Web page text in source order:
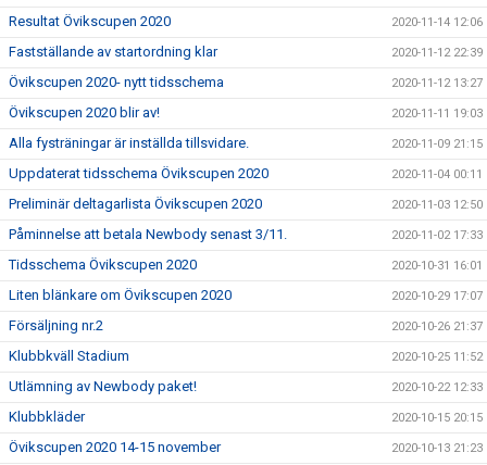
Resultat Övikscupen 2020 2020-11-14 12:06
Fastställande av startordning klar 2020-11-12 22:39
Övikscupen 2020- nytt tidsschema 2020-11-12 13:27
Övikscupen 2020 blir av! 2020-11-11 19:03
Alla fysträningar är inställda tillsvidare. 2020-11-09 21:15
Uppdaterat tidsschema Övikscupen 2020 2020-11-04 00:11
Preliminär deltagarlista Övikscupen 2020 2020-11-03 12:50
Påminnelse att betala Newbody senast 3/11. 2020-11-02 17:33
Tidsschema Övikscupen 2020 2020-10-31 16:01
Liten blänkare om Övikscupen 2020 2020-10-29 17:07
Försäljning nr.2 2020-10-26 21:37
Klubbkväll Stadium 2020-10-25 11:52
Utlämning av Newbody paket! 2020-10-22 12:33
Klubbkläder 2020-10-15 20:15
Övikscupen 2020 14-15 november 2020-10-13 21:23